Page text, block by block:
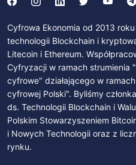
Cyfrowa Ekonomia od 2013
technologii Blockchain i
Litecoin i Ethereum.
Cyfryzacji w ramach strumienia
cyfrowe" działającego w
cyfrowej Polski". Byliśmy
ds. Technologii Blockchain i
Polskim Stowarzyszeniem
i Nowych Technologii oraz z
rynku.